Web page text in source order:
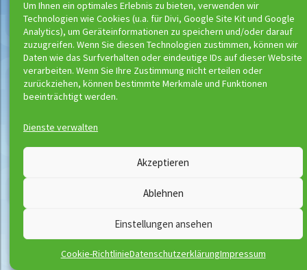
Um Ihnen ein optimales Erlebnis zu bieten, verwenden wir
Technologien wie Cookies (u.a. für Divi, Google Site Kit und Google
Analytics), um Geräteinformationen zu speichern und/oder darauf
zuzugreifen. Wenn Sie diesen Technologien zustimmen, können wir
Daten wie das Surfverhalten oder eindeutige IDs auf dieser Website
verarbeiten. Wenn Sie Ihre Zustimmung nicht erteilen oder
zurückziehen, können bestimmte Merkmale und Funktionen
beeinträchtigt werden.
Dienste verwalten
Akzeptieren
Ablehnen
Einstellungen ansehen
Cookie-RichtlinieDatenschutzerklärungImpressum
Wassermeloni © 2026
Kontakt
Datenschutzerklärung